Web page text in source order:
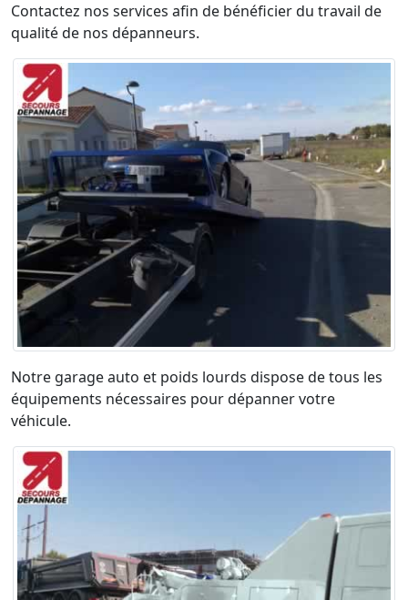
Contactez nos services afin de bénéficier du travail de
qualité de nos dépanneurs.
Notre garage auto et poids lourds dispose de tous les
équipements nécessaires pour dépanner votre
véhicule.